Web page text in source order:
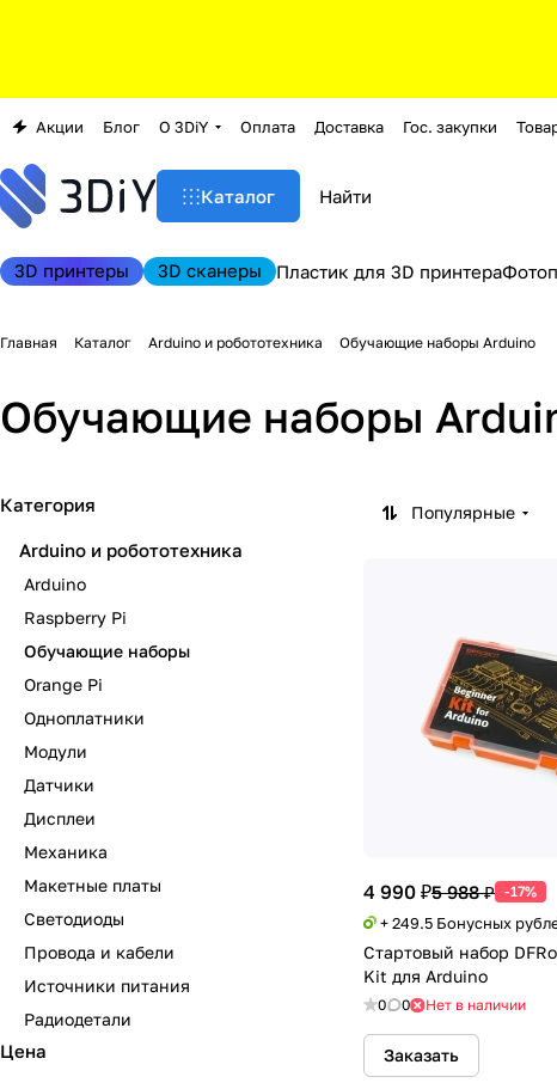
Акции Блог О 3DiY Оплата Доставка Гос. закупки
Каталог
3D принтеры 3D сканеры Пластик для 3D принтера
Главная Каталог Arduino и робототехника Обучающие наборы Arduino
Обучающие наборы
Популярные
4 990 ₽5 988 ₽ -17%
+ 249.5 Бонусных
Стартовый набор
Kit для Arduino
0 0 Нет в наличии
Заказать
Категория
Arduino и робототехника
Arduino
Raspberry Pi
Обучающие наборы
Orange Pi
Одноплатники
Модули
Датчики
Дисплеи
Механика
Макетные платы
Светодиоды
Провода и кабели
Источники питания
Радиодетали
Цена